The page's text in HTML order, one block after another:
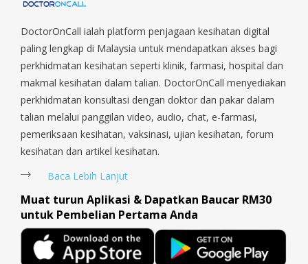
Queenstown, Raffles Place, Rochor, River Valley, Sembawang,
Sengkang, Serangoon, Serangoon Rd, Seletar, Tampines, Toa
Payoh, Tanjong Pagar, Telok Blangah, Tanglin, Thomson, Tuas,
Tengah, Upper East Coast, Upper Bukit Timah, Upper Thomson,
Woodlands, West Coast, Yishun, Yio Chu Kang.
DoctorOnCall ialah platform penjagaan kesihatan digital
paling lengkap di Malaysia untuk mendapatkan akses bagi
perkhidmatan kesihatan seperti klinik, farmasi, hospital dan
makmal kesihatan dalam talian. DoctorOnCall menyediakan
perkhidmatan konsultasi dengan doktor dan pakar dalam
talian melalui panggilan video, audio, chat, e-farmasi,
pemeriksaan kesihatan, vaksinasi, ujian kesihatan, forum
kesihatan dan artikel kesihatan.
Baca Lebih Lanjut
Muat turun Aplikasi & Dapatkan Baucar RM30
untuk Pembelian Pertama Anda